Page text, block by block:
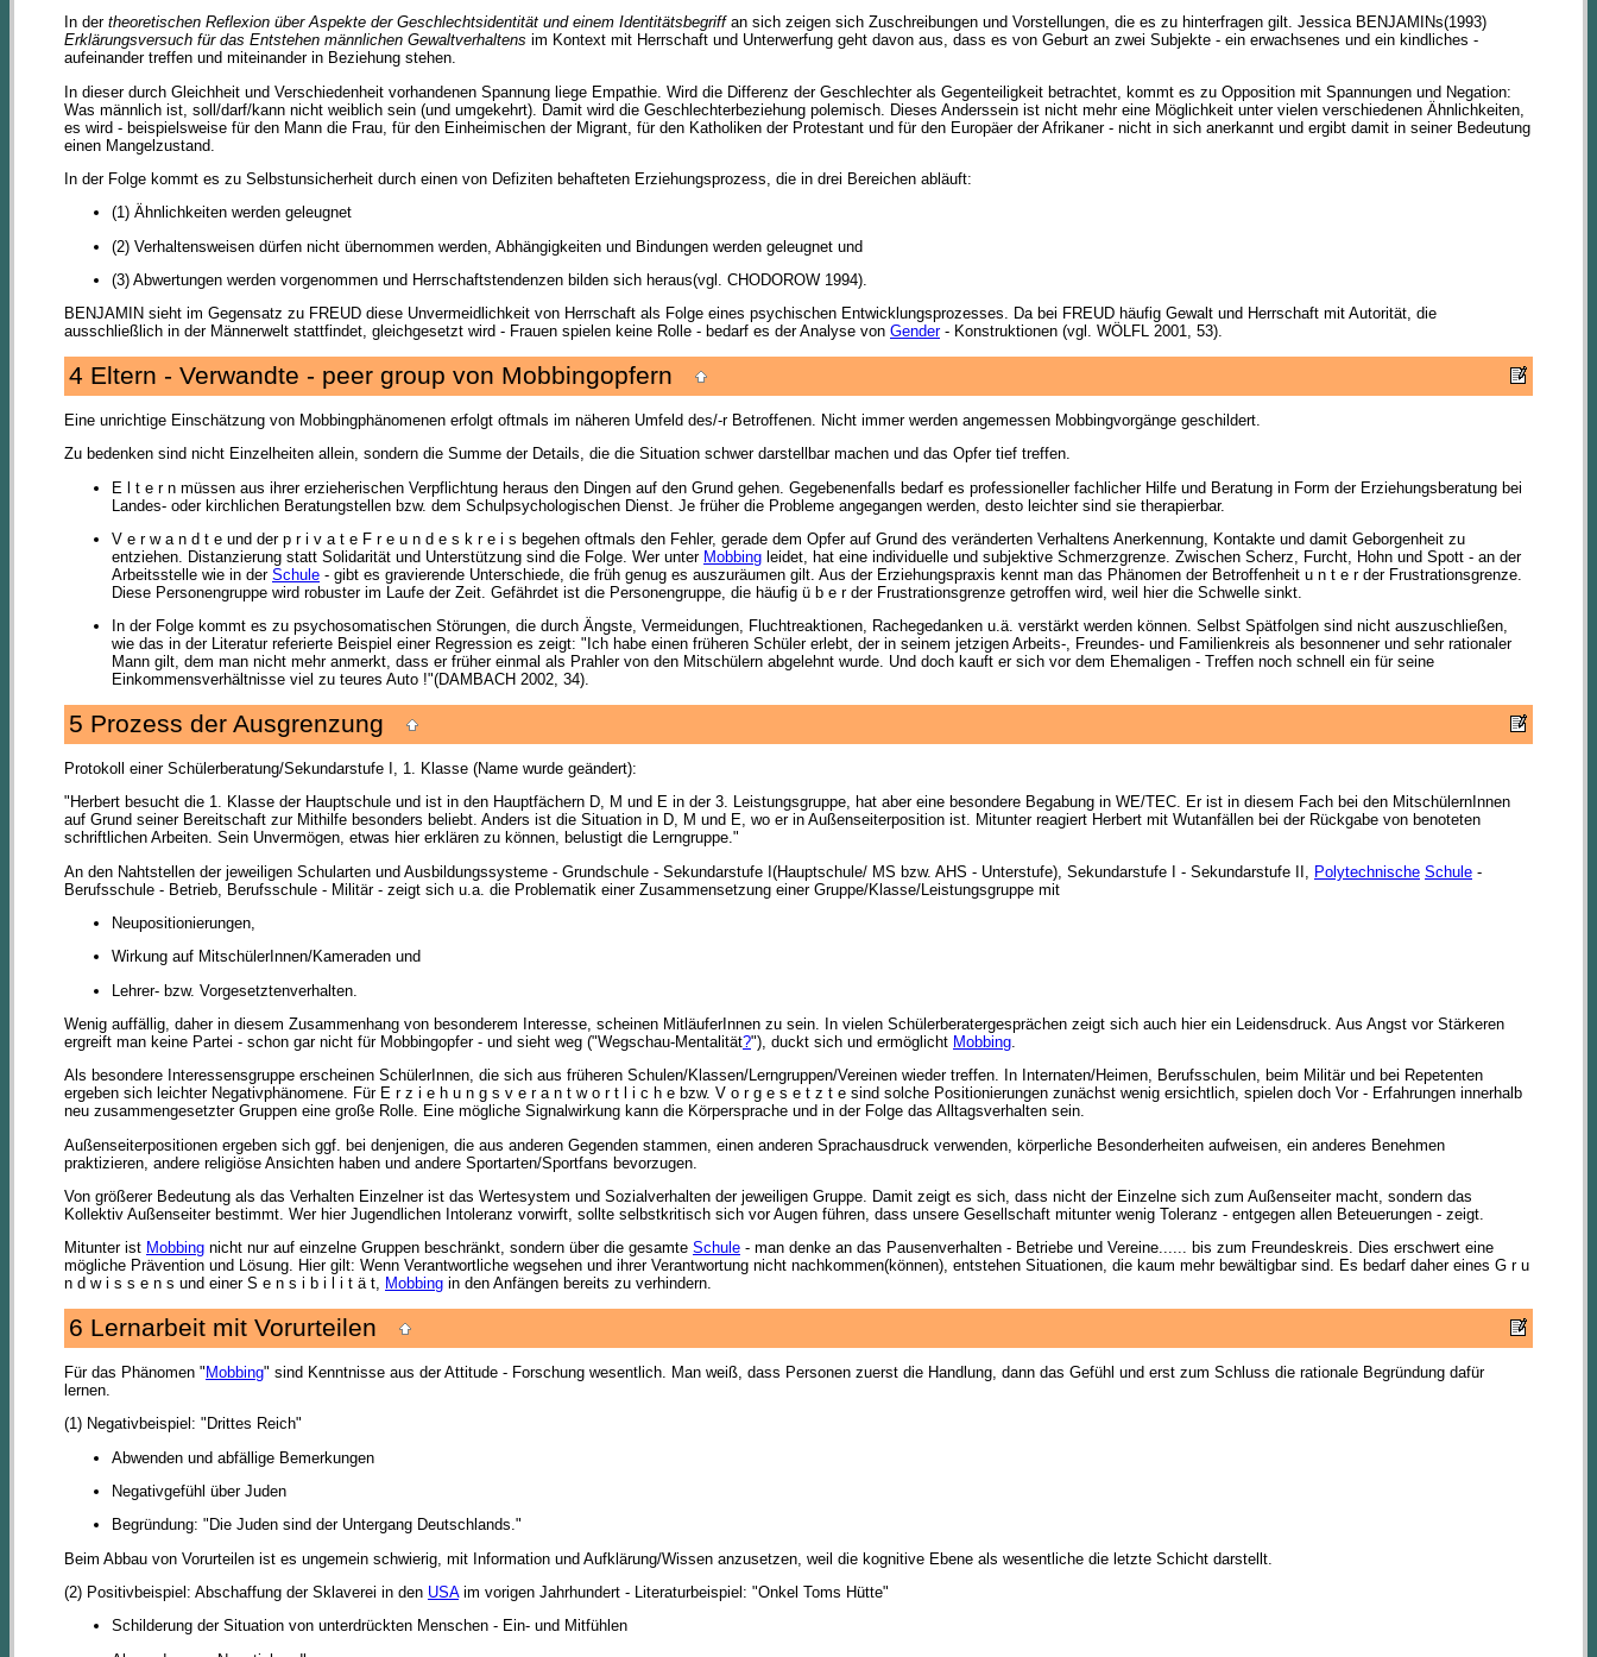
In der theoretischen Reflexion über Aspekte der Geschlechtsidentität und einem Identitätsbegriffan sich zeigen sich Zuschreibungen und Vorstellungen, die es zu hinterfragen gilt. Jessica BENJAMINs(1993)
Erklärungsversuch für das Entstehen männlichen Gewaltverhaltens im Kontext mit Herrschaft und Unterwerfung geht davon aus, dass es von Geburt an zwei Subjekte - ein erwachsenes und ein kindliches -
aufeinander treffen und miteinander in Beziehung stehen.
In dieser durch Gleichheit und Verschiedenheit vorhandenen Spannung liege Empathie. Wird die Differenz der Geschlechter als Gegenteiligkeit betrachtet, kommt es zu Opposition mit Spannungen und Negation:
Was männlich ist, soll/darf/kann nicht weiblich sein (und umgekehrt). Damit wird die Geschlechterbeziehung polemisch. Dieses Anderssein ist nicht mehr eine Möglichkeit unter vielen verschiedenen Ähnlichkeiten,
es wird - beispielsweise für den Mann die Frau, für den Einheimischen der Migrant, für den Katholiken der Protestant und für den Europäer der Afrikaner - nicht in sich anerkannt und ergibt damit in seiner Bedeutung
einen Mangelzustand.
In der Folge kommt es zu Selbstunsicherheit durch einen von Defiziten behafteten Erziehungsprozess, die in drei Bereichen abläuft:
(1) Ähnlichkeiten werden geleugnet
(2) Verhaltensweisen dürfen nicht übernommen werden, Abhängigkeiten und Bindungen werden geleugnet und
(3) Abwertungen werden vorgenommen und Herrschaftstendenzen bilden sich heraus(vgl. CHODOROW 1994).
BENJAMIN sieht im Gegensatz zu FREUD diese Unvermeidlichkeit von Herrschaft als Folge eines psychischen Entwicklungsprozesses. Da bei FREUD häufig Gewalt und Herrschaft mit Autorität, die
ausschließlich in der Männerwelt stattfindet, gleichgesetzt wird - Frauen spielen keine Rolle - bedarf es der Analyse von Gender- Konstruktionen (vgl. WÖLFL 2001, 53).
4 Eltern - Verwandte - peer group von Mobbingopfern
Eine unrichtige Einschätzung von Mobbingphänomenen erfolgt oftmals im näheren Umfeld des/-r Betroffenen. Nicht immer werden angemessen Mobbingvorgänge geschildert.
Zu bedenken sind nicht Einzelheiten allein, sondern die Summe der Details, die die Situation schwer darstellbar machen und das Opfer tief treffen.
E l t e r n müssen aus ihrer erzieherischen Verpflichtung heraus den Dingen auf den Grund gehen. Gegebenenfalls bedarf es professioneller fachlicher Hilfe und Beratung in Form der Erziehungsberatung bei
Landes- oder kirchlichen Beratungstellen bzw. dem Schulpsychologischen Dienst. Je früher die Probleme angegangen werden, desto leichter sind sie therapierbar.
V e r w a n d t e und der p r i v a t e F r e u n d e s k r e i s begehen oftmals den Fehler, gerade dem Opfer auf Grund des veränderten Verhaltens Anerkennung, Kontakte und damit Geborgenheit zu
entziehen. Distanzierung statt Solidarität und Unterstützung sind die Folge. Wer unter Mobbing leidet, hat eine individuelle und subjektive Schmerzgrenze. Zwischen Scherz, Furcht, Hohn und Spott - an der
Arbeitsstelle wie in der Schule - gibt es gravierende Unterschiede, die früh genug es auszuräumen gilt. Aus der Erziehungspraxis kennt man das Phänomen der Betroffenheit u n t e r der Frustrationsgrenze.
Diese Personengruppe wird robuster im Laufe der Zeit. Gefährdet ist die Personengruppe, die häufig ü b e r der Frustrationsgrenze getroffen wird, weil hier die Schwelle sinkt.
In der Folge kommt es zu psychosomatischen Störungen, die durch Ängste, Vermeidungen, Fluchtreaktionen, Rachegedanken u.ä. verstärkt werden können. Selbst Spätfolgen sind nicht auszuschließen,
wie das in der Literatur referierte Beispiel einer Regression es zeigt: "Ich habe einen früheren Schüler erlebt, der in seinem jetzigen Arbeits-, Freundes- und Familienkreis als besonnener und sehr rationaler
Mann gilt, dem man nicht mehr anmerkt, dass er früher einmal als Prahler von den Mitschülern abgelehnt wurde. Und doch kauft er sich vor dem Ehemaligen - Treffen noch schnell ein für seine
Einkommensverhältnisse viel zu teures Auto !"(DAMBACH 2002, 34).
5 Prozess der Ausgrenzung
Protokoll einer Schülerberatung/Sekundarstufe I, 1. Klasse (Name wurde geändert):
"Herbert besucht die 1. Klasse der Hauptschule und ist in den Hauptfächern D, M und E in der 3. Leistungsgruppe, hat aber eine besondere Begabung in WE/TEC. Er ist in diesem Fach bei den MitschülernInnen
auf Grund seiner Bereitschaft zur Mithilfe besonders beliebt. Anders ist die Situation in D, M und E, wo er in Außenseiterposition ist. Mitunter reagiert Herbert mit Wutanfällen bei der Rückgabe von benoteten
schriftlichen Arbeiten. Sein Unvermögen, etwas hier erklären zu können, belustigt die Lerngruppe."
An den Nahtstellen der jeweiligen Schularten und Ausbildungssysteme - Grundschule - Sekundarstufe I(Hauptschule/ MS bzw. AHS - Unterstufe), Sekundarstufe I - Sekundarstufe II, Polytechnische Schule -
Berufsschule - Betrieb, Berufsschule - Militär - zeigt sich u.a. die Problematik einer Zusammensetzung einer Gruppe/Klasse/Leistungsgruppe mit
Neupositionierungen,
Wirkung auf MitschülerInnen/Kameraden und
Lehrer- bzw. Vorgesetztenverhalten.
Wenig auffällig, daher in diesem Zusammenhang von besonderem Interesse, scheinen MitläuferInnen zu sein. In vielen Schülerberatergesprächen zeigt sich auch hier ein Leidensdruck. Aus Angst vor Stärkeren
ergreift man keine Partei - schon gar nicht für Mobbingopfer - und sieht weg ("Wegschau-Mentalität?"), duckt sich und ermöglicht Mobbing.
Als besondere Interessensgruppe erscheinen SchülerInnen, die sich aus früheren Schulen/Klassen/Lerngruppen/Vereinen wieder treffen. In Internaten/Heimen, Berufsschulen, beim Militär und bei Repetenten
ergeben sich leichter Negativphänomene. Für E r z i e h u n g s v e r a n t w o r t l i c h e bzw. V o r g e s e t z t e sind solche Positionierungen zunächst wenig ersichtlich, spielen doch Vor - Erfahrungen innerhalb
neu zusammengesetzter Gruppen eine große Rolle. Eine mögliche Signalwirkung kann die Körpersprache und in der Folge das Alltagsverhalten sein.
Außenseiterpositionen ergeben sich ggf. bei denjenigen, die aus anderen Gegenden stammen, einen anderen Sprachausdruck verwenden, körperliche Besonderheiten aufweisen, ein anderes Benehmen
praktizieren, andere religiöse Ansichten haben und andere Sportarten/Sportfans bevorzugen.
Von größerer Bedeutung als das Verhalten Einzelner ist das Wertesystem und Sozialverhalten der jeweiligen Gruppe. Damit zeigt es sich, dass nicht der Einzelne sich zum Außenseiter macht, sondern das
Kollektiv Außenseiter bestimmt. Wer hier Jugendlichen Intoleranz vorwirft, sollte selbstkritisch sich vor Augen führen, dass unsere Gesellschaft mitunter wenig Toleranz - entgegen allen Beteuerungen - zeigt.
Mitunter ist Mobbing nicht nur auf einzelne Gruppen beschränkt, sondern über die gesamte Schule - man denke an das Pausenverhalten - Betriebe und Vereine...... bis zum Freundeskreis. Dies erschwert eine
mögliche Prävention und Lösung. Hier gilt: Wenn Verantwortliche wegsehen und ihrer Verantwortung nicht nachkommen(können), entstehen Situationen, die kaum mehr bewältigbar sind. Es bedarf daher eines G r u
n d w i s s e n s und einer S e n s i b i l i t ä t, Mobbing in den Anfängen bereits zu verhindern.
6 Lernarbeit mit Vorurteilen
Für das Phänomen " Mobbing" sind Kenntnisse aus der Attitude - Forschung wesentlich. Man weiß, dass Personen zuerst die Handlung, dann das Gefühl und erst zum Schluss die rationale Begründung dafür
lernen.
(1) Negativbeispiel: "Drittes Reich"
Abwenden und abfällige Bemerkungen
Negativgefühl über Juden
Begründung: "Die Juden sind der Untergang Deutschlands."
Beim Abbau von Vorurteilen ist es ungemein schwierig, mit Information und Aufklärung/Wissen anzusetzen, weil die kognitive Ebene als wesentliche die letzte Schicht darstellt.
(2) Positivbeispiel: Abschaffung der Sklaverei in den USAim vorigen Jahrhundert - Literaturbeispiel: "Onkel Toms Hütte"
Schilderung der Situation von unterdrückten Menschen - Ein- und Mitfühlen